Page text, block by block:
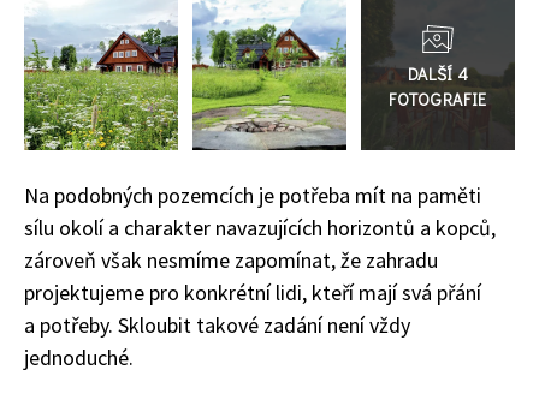
do
galerie
Na podobných pozemcích je potřeba mít na paměti
sílu okolí a charakter navazujících horizontů a kopců,
zároveň však nesmíme zapomínat, že zahradu
projektujeme pro konkrétní lidi, kteří mají svá přání
a potřeby. Skloubit takové zadání není vždy
jednoduché.